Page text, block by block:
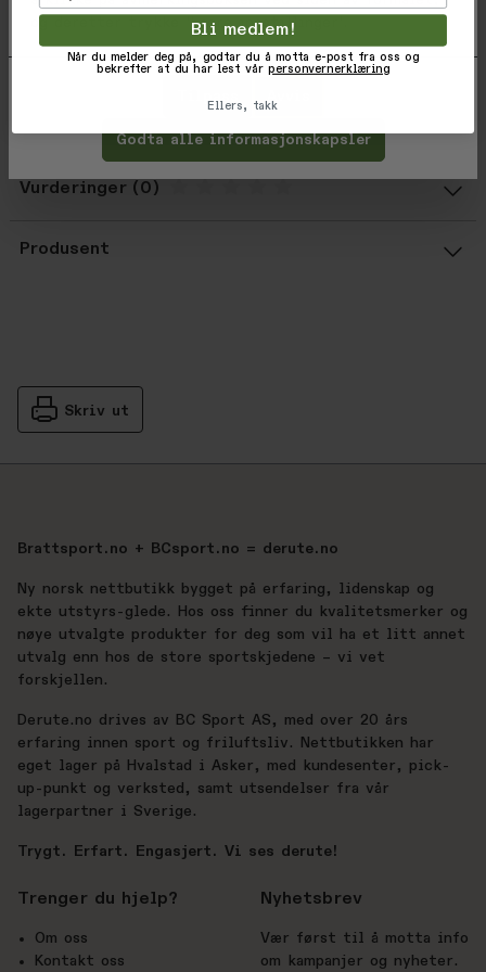
Helmet Compatible
Removeable Nose Guard
Two Sizes Available: Offered in Small and Large
Varekode: E-BS-THEEXEC-PCA-CL
EAN: 810152607251
Vurderinger
Produsent
Skriv ut
Brattsport.no + BCsport.no = derute.no
Ny norsk nettbutikk bygget på erfaring, lidenskap og
ekte utstyrs-glede. Hos oss finner du kvalitetsmerker og
nøye utvalgte produkter for deg som vil ha et litt annet
utvalg enn hos de store sportskjedene – vi vet
forskjellen.
Derute.no drives av BC Sport AS, med over 20 års
erfaring innen sport og friluftsliv. Nettbutikken har
eget lager på Hvalstad i Asker, med kundesenter, pick-
up-punkt og verksted, samt utsendelser fra vår
lagerpartner i Sverige.
Trygt. Erfart. Engasjert. Vi ses derute!
Trenger du hjelp?
Om oss
Kontakt oss
Nyhetsbrev
Vær først til å motta info
om kampanjer og nyheter.
og deretter trykke 'Lagre innstillinger'.
Godta alle informasjonskapsler
Bli medlem!
Når du melder deg på, godtar du å motta e-post fra oss og
bekrefter at du har lest vårpersonvernerklæring
Ellers, takk